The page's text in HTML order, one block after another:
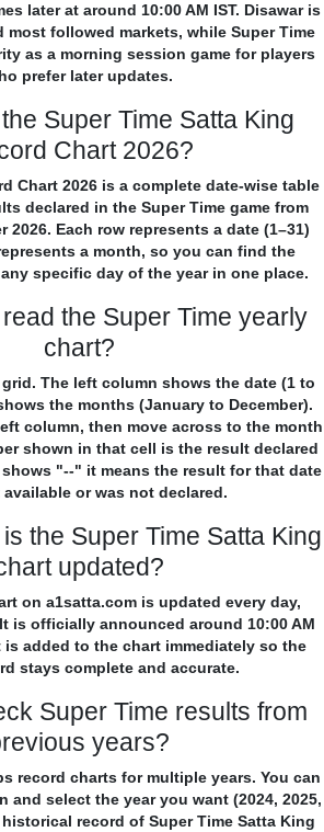
later at around 10:00 AM IST. Disawar is
followed markets, while Super Time
as a morning session game for players
prefer later updates.
Super Time Satta King
Chart 2026?
Chart 2026 is a complete date-wise table
declared in the Super Time game from
2026. Each row represents a date (1–31)
a month, so you can find the
specific day of the year in one place.
the Super Time yearly
chart?
The left column shows the date (1 to
the months (January to December).
column, then move across to the month
shown in that cell is the result declared
"--" it means the result for that date
or was not declared.
the Super Time Satta King
updated?
on a1satta.com is updated every day,
is officially announced around 10:00 AM
is added to the chart immediately so the
stays complete and accurate.
Super Time results from
years?
record charts for multiple years. You can
and select the year you want (2024, 2025,
record of Super Time Satta King